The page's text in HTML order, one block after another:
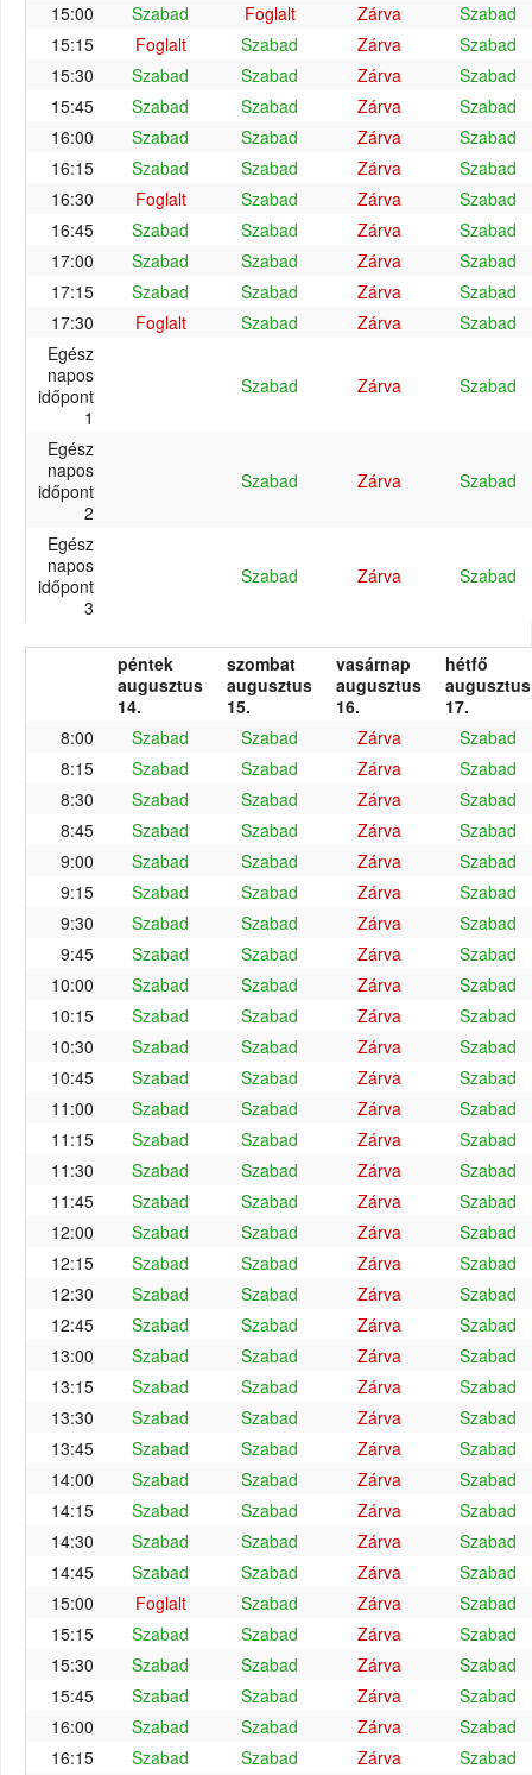
15:00
Szabad Foglalt Zárva
Szabad
15:15
Foglalt Szabad Zárva
Szabad
15:30
Szabad Szabad Zárva
Szabad
15:45
Szabad Szabad Zárva
Szabad
16:00
Szabad Szabad Zárva
Szabad
16:15
Szabad Szabad Zárva
Szabad
16:30
Foglalt Szabad Zárva
Szabad
16:45
Szabad Szabad Zárva
Szabad
17:00
Szabad Szabad Zárva
Szabad
17:15
Szabad Szabad Zárva
Szabad
17:30
Foglalt Szabad Zárva
Szabad
Egész
napos
időpont
1
Szabad Zárva Szabad
Egész
napos
időpont
2
Szabad Zárva Szabad
Egész
napos
időpont
3
Szabad Zárva Szabad
péntek
augusztus
14.
szombat
augusztus
15.
vasárnap
augusztus
16.
hétfő
augusztus
17.
8:00
Szabad Szabad Zárva
Szabad
8:15
Szabad Szabad Zárva
Szabad
8:30
Szabad Szabad Zárva
Szabad
8:45
Szabad Szabad Zárva
Szabad
9:00
Szabad Szabad Zárva
Szabad
9:15
Szabad Szabad Zárva
Szabad
9:30
Szabad Szabad Zárva
Szabad
9:45
Szabad Szabad Zárva
Szabad
10:00
Szabad Szabad Zárva
Szabad
10:15
Szabad Szabad Zárva
Szabad
10:30
Szabad Szabad Zárva
Szabad
10:45
Szabad Szabad Zárva
Szabad
11:00
Szabad Szabad Zárva
Szabad
11:15
Szabad Szabad Zárva
Szabad
11:30
Szabad Szabad Zárva
Szabad
11:45
Szabad Szabad Zárva
Szabad
12:00
Szabad Szabad Zárva
Szabad
12:15
Szabad Szabad Zárva
Szabad
12:30
Szabad Szabad Zárva
Szabad
12:45
Szabad Szabad Zárva
Szabad
13:00
Szabad Szabad Zárva
Szabad
13:15
Szabad Szabad Zárva
Szabad
13:30
Szabad Szabad Zárva
Szabad
13:45
Szabad Szabad Zárva
Szabad
14:00
Szabad Szabad Zárva
Szabad
14:15
Szabad Szabad Zárva
Szabad
14:30
Szabad Szabad Zárva
Szabad
14:45
Szabad Szabad Zárva
Szabad
15:00
Foglalt Szabad Zárva
Szabad
15:15
Szabad Szabad Zárva
Szabad
15:30
Szabad Szabad Zárva
Szabad
15:45
Szabad Szabad Zárva
Szabad
16:00
Szabad Szabad Zárva
Szabad
16:15
Szabad Szabad Zárva Szabad